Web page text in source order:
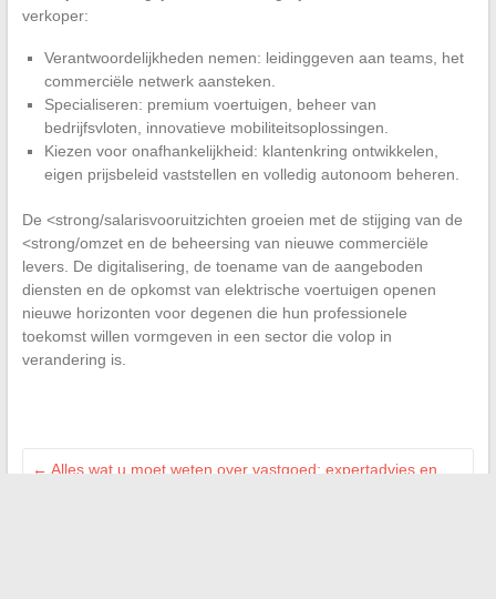
verkoper:
Verantwoordelijkheden nemen: leidinggeven aan teams, het
commerciële netwerk aansteken.
Specialiseren: premium voertuigen, beheer van
bedrijfsvloten, innovatieve mobiliteitsoplossingen.
Kiezen voor onafhankelijkheid: klantenkring ontwikkelen,
eigen prijsbeleid vaststellen en volledig autonoom beheren.
De <strong/salarisvooruitzichten groeien met de stijging van de
<strong/omzet en de beheersing van nieuwe commerciële
levers. De digitalisering, de toename van de aangeboden
diensten en de opkomst van elektrische voertuigen openen
nieuwe horizonten voor degenen die hun professionele
toekomst willen vormgeven in een sector die volop in
verandering is.
← Alles wat u moet weten over vastgoed: expertadvies en